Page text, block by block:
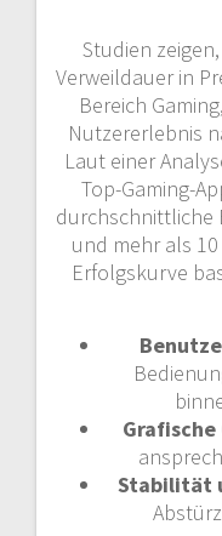
Studien
Verweildauer in
Bereich
Nutzererlebnis
Laut einer
Top-Gaming-
durchschnittliche
und mehr als
Erfolgskurve
Stabilität